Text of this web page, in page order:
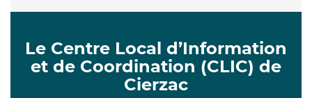
Le Centre Local d’Information
et de Coordination (CLIC) de
Cierzac